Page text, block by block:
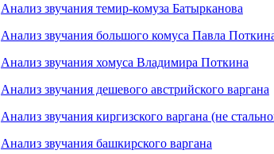
Анализ звучания темир-комуза Батырканова
Анализ звучания большого комуса Павла
Анализ звучания хомуса Владимира Поткина
Анализ звучания дешевого австрийского варгана
Анализ звучания киргизского варгана (не
Анализ звучания башкирского варгана